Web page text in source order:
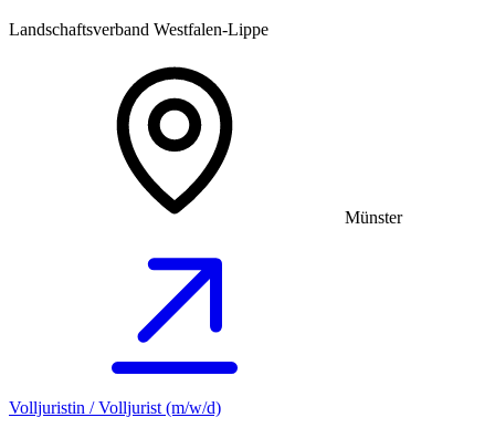
Landschaftsverband Westfalen-Lippe
Münster
Volljuristin / Volljurist (m/w/d)